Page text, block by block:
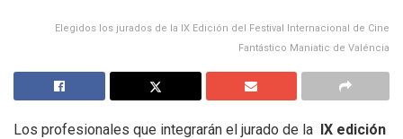
Elegidos los jurados de la IX Edición del Festival Internacional de Cine
Fantástico Maniatic de Valéncia
Los profesionales que integrarán el jurado de la IX edición